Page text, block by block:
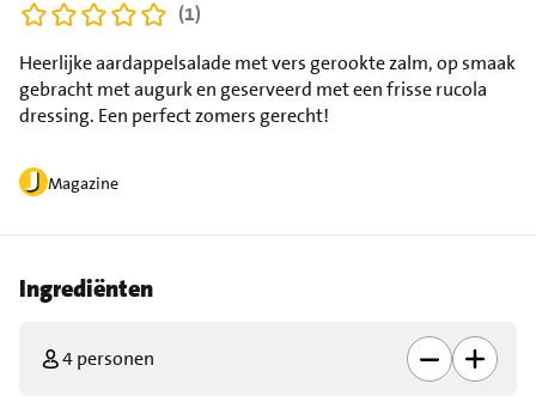
Magazine
Heerlijke aardappelsalade met vers gerookte zalm, op smaak
gebracht met augurk en geserveerd met een frisse rucola
dressing. Een perfect zomers gerecht!
(1)
Ingrediënten
4 personen